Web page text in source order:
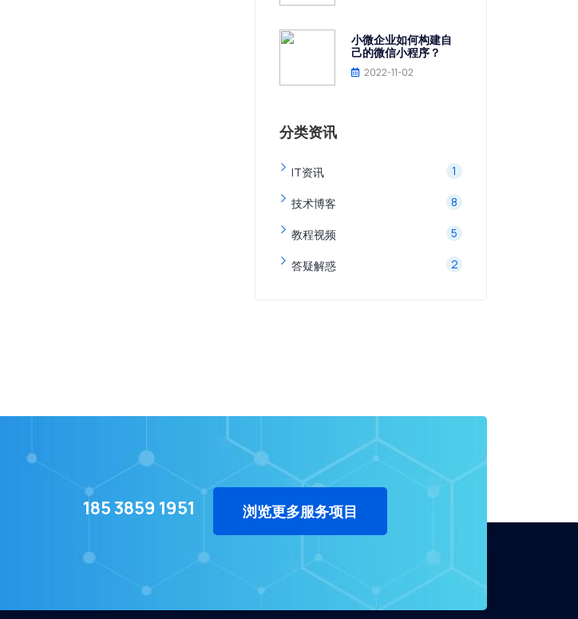
小微企业如何构建自
己的微信小程序？
2022-11-02
分类资讯
IT资讯 1
技术博客 8
教程视频 5
答疑解惑 2
185 3859 1951 浏览更多服务项目